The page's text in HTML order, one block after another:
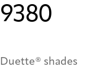
9380
Duette® shades